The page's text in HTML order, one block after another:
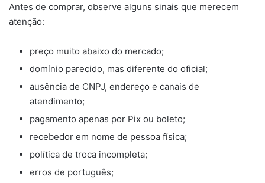
Antes de comprar, observe alguns sinais que merecem
atenção:
preço muito abaixo do mercado;
domínio parecido, mas diferente do oficial;
ausência de CNPJ, endereço e canais de
atendimento;
pagamento apenas por Pix ou boleto;
recebedor em nome de pessoa física;
política de troca incompleta;
erros de português;